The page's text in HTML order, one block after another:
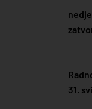
31.